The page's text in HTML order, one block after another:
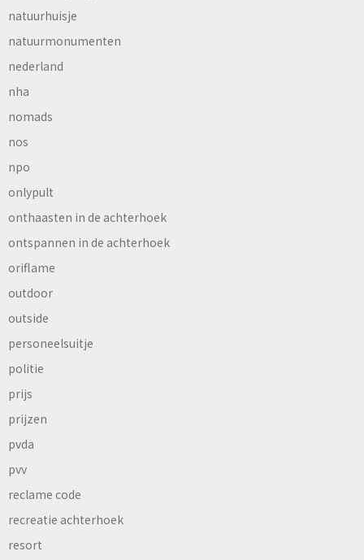
natuurhuisje
natuurmonumenten
nederland
nha
nomads
nos
npo
onlypult
onthaasten in de achterhoek
ontspannen in de achterhoek
oriflame
outdoor
outside
personeelsuitje
politie
prijs
prijzen
pvda
pvv
reclame code
recreatie achterhoek
resort